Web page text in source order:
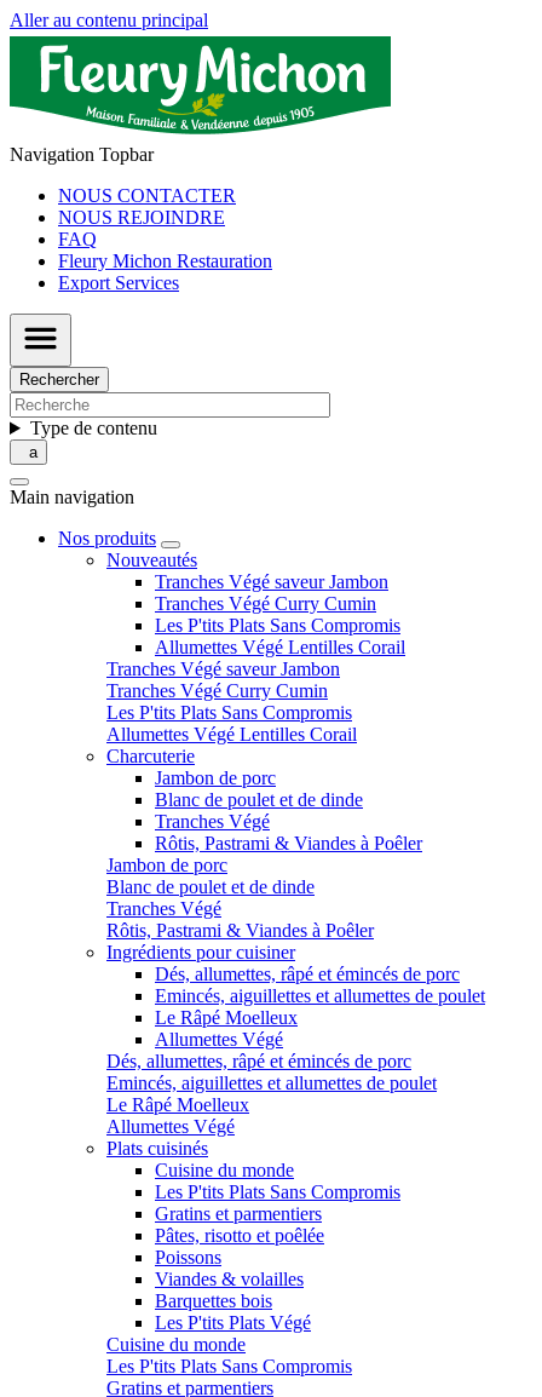
Aller au contenu principal
Navigation Topbar
NOUS CONTACTER
NOUS REJOINDRE
FAQ
Fleury Michon Restauration
Export Services
Rechercher
Type de contenu
Main navigation
Nos produits
Nouveautés
Tranches Végé saveur Jambon
Tranches Végé Curry Cumin
Les P'tits Plats Sans Compromis
Allumettes Végé Lentilles Corail
Tranches Végé saveur Jambon
Tranches Végé Curry Cumin
Les P'tits Plats Sans Compromis
Allumettes Végé Lentilles Corail
Charcuterie
Jambon de porc
Blanc de poulet et de dinde
Tranches Végé
Rôtis, Pastrami & Viandes à Poêler
Jambon de porc
Blanc de poulet et de dinde
Tranches Végé
Rôtis, Pastrami & Viandes à Poêler
Ingrédients pour cuisiner
Dés, allumettes, râpé et émincés de porc
Emincés, aiguillettes et allumettes de poulet
Le Râpé Moelleux
Allumettes Végé
Dés, allumettes, râpé et émincés de porc
Emincés, aiguillettes et allumettes de poulet
Le Râpé Moelleux
Allumettes Végé
Plats cuisinés
Cuisine du monde
Les P'tits Plats Sans Compromis
Gratins et parmentiers
Pâtes, risotto et poêlée
Poissons
Viandes & volailles
Barquettes bois
Les P'tits Plats Végé
Cuisine du monde
Les P'tits Plats Sans Compromis
Gratins et parmentiers